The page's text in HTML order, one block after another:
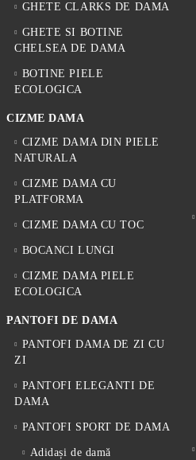
GHETE CLARKS DE DAMA
GHETE SI BOTINE
CHELSEA DE DAMA
BOTINE PIELE
ECOLOGICA
CIZME DAMA
CIZME DAMA DIN PIELE
NATURALA
CIZME DAMA CU
PLATFORMA
CIZME DAMA CU TOC
BOCANCI LUNGI
CIZME DAMA PIELE
ECOLOGICA
PANTOFI DE DAMA
PANTOFI DAMA DE ZI CU
ZI
PANTOFI ELEGANTI DE
DAMA
PANTOFI SPORT DE DAMA
Adidași de damă